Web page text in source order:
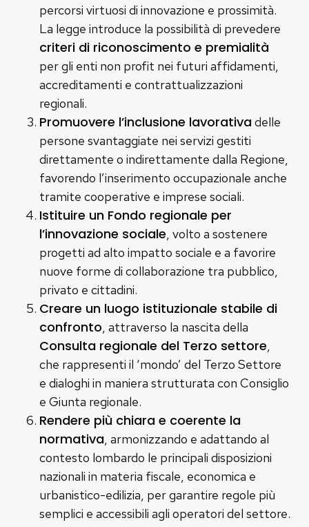
percorsi virtuosi di innovazione e prossimità.
La legge introduce la possibilità di prevedere
criteri di riconoscimento e premialità
per gli enti non profit nei futuri affidamenti,
accreditamenti e contrattualizzazioni
regionali.
Promuovere l’inclusione lavorativadelle
persone svantaggiate nei servizi gestiti
direttamente o indirettamente dalla Regione,
favorendo l’inserimento occupazionale anche
tramite cooperative e imprese sociali.
Istituire un Fondo regionale per
l’innovazione sociale, volto a sostenere
progetti ad alto impatto sociale e a favorire
nuove forme di collaborazione tra pubblico,
privato e cittadini.
Creare un luogo istituzionale stabile di
confronto, attraverso la nascita della
Consulta regionale del Terzo settore,
che rappresenti il ‘mondo’ del Terzo Settore
e dialoghi in maniera strutturata con Consiglio
e Giunta regionale.
Rendere più chiara e coerente la
normativa, armonizzando e adattando al
contesto lombardo le principali disposizioni
nazionali in materia fiscale, economica e
urbanistico-edilizia, per garantire regole più
semplici e accessibili agli operatori del settore.